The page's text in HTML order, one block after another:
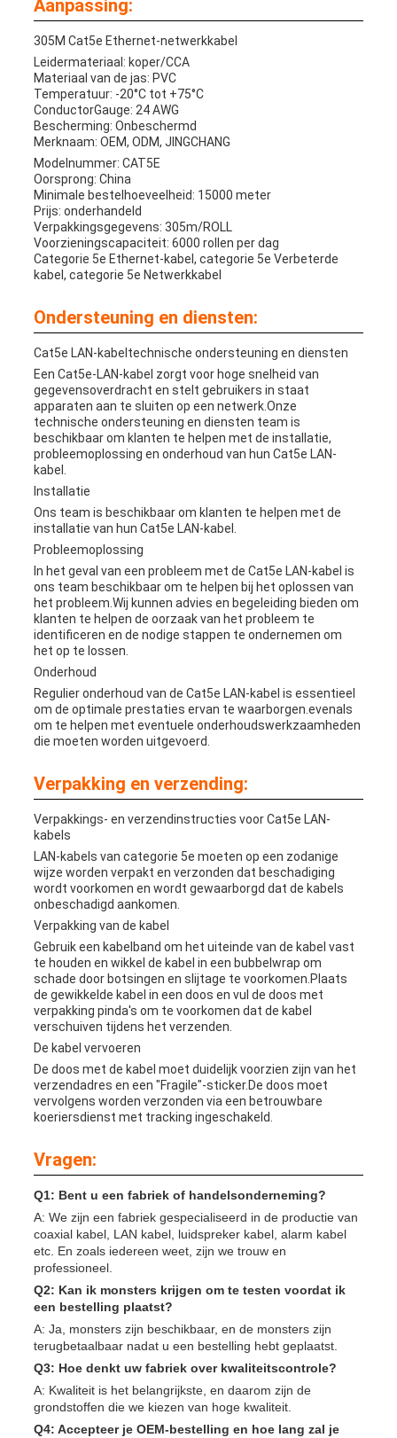
Aanpassing:
305M Cat5e Ethernet-netwerkkabel
Leidermateriaal: koper/CCA
Materiaal van de jas: PVC
Temperatuur: -20°C tot +75°C
ConductorGauge: 24 AWG
Bescherming: Onbeschermd
Merknaam: OEM, ODM, JINGCHANG
Modelnummer: CAT5E
Oorsprong: China
Minimale bestelhoeveelheid: 15000 meter
Prijs: onderhandeld
Verpakkingsgegevens: 305m/ROLL
Voorzieningscapaciteit: 6000 rollen per dag
Categorie 5e Ethernet-kabel, categorie 5e Verbeterde
kabel, categorie 5e Netwerkkabel
Ondersteuning en diensten:
Cat5e LAN-kabeltechnische ondersteuning en diensten
Een Cat5e-LAN-kabel zorgt voor hoge snelheid van
gegevensoverdracht en stelt gebruikers in staat
apparaten aan te sluiten op een netwerk.Onze
technische ondersteuning en diensten team is
beschikbaar om klanten te helpen met de installatie,
probleemoplossing en onderhoud van hun Cat5e LAN-
kabel.
Installatie
Ons team is beschikbaar om klanten te helpen met de
installatie van hun Cat5e LAN-kabel.
Probleemoplossing
In het geval van een probleem met de Cat5e LAN-kabel is
ons team beschikbaar om te helpen bij het oplossen van
het probleem.Wij kunnen advies en begeleiding bieden om
klanten te helpen de oorzaak van het probleem te
identificeren en de nodige stappen te ondernemen om
het op te lossen.
Onderhoud
Regulier onderhoud van de Cat5e LAN-kabel is essentieel
om de optimale prestaties ervan te waarborgen.evenals
om te helpen met eventuele onderhoudswerkzaamheden
die moeten worden uitgevoerd.
Verpakking en verzending:
Verpakkings- en verzendinstructies voor Cat5e LAN-
kabels
LAN-kabels van categorie 5e moeten op een zodanige
wijze worden verpakt en verzonden dat beschadiging
wordt voorkomen en wordt gewaarborgd dat de kabels
onbeschadigd aankomen.
Verpakking van de kabel
Gebruik een kabelband om het uiteinde van de kabel vast
te houden en wikkel de kabel in een bubbelwrap om
schade door botsingen en slijtage te voorkomen.Plaats
de gewikkelde kabel in een doos en vul de doos met
verpakking pinda's om te voorkomen dat de kabel
verschuiven tijdens het verzenden.
De kabel vervoeren
De doos met de kabel moet duidelijk voorzien zijn van het
verzendadres en een "Fragile"-sticker.De doos moet
vervolgens worden verzonden via een betrouwbare
koeriersdienst met tracking ingeschakeld.
Vragen:
Q1: Bent u een fabriek of handelsonderneming?
A: We zijn een fabriek gespecialiseerd in de productie van
coaxial kabel, LAN kabel, luidspreker kabel, alarm kabel
etc. En zoals iedereen weet, zijn we trouw en
professioneel.
Q2: Kan ik monsters krijgen om te testen voordat ik
een bestelling plaatst?
A: Ja, monsters zijn beschikbaar, en de monsters zijn
terugbetaalbaar nadat u een bestelling hebt geplaatst.
Q3: Hoe denkt uw fabriek over kwaliteitscontrole?
A: Kwaliteit is het belangrijkste, en daarom zijn de
grondstoffen die we kiezen van hoge kwaliteit.
Q4: Accepteer je OEM-bestelling en hoe lang zal je